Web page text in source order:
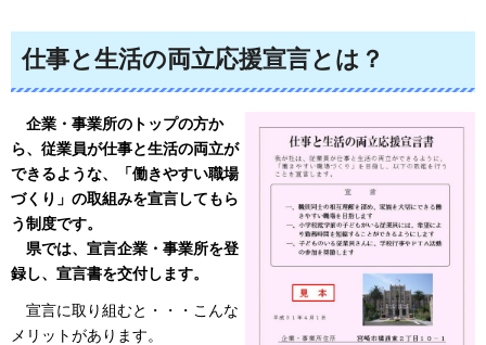
仕事と生活の両立応援宣言とは？
企業・事業所のトップの方か
ら、従業員が仕事と生活の両立が
できるような、「働きやすい職場
づくり」の取組みを宣言してもら
う制度です。
県では、宣言企業・事業所を登
録し、宣言書を交付します。
宣言に取り組むと・・・こんな
メリットがあります。